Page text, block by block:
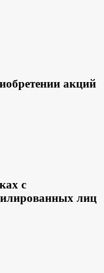
акций
с
лиц